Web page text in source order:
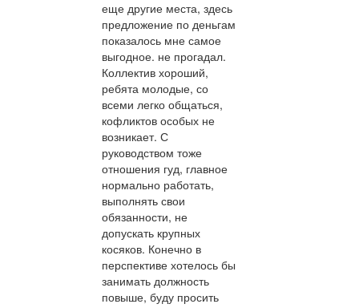
еще другие места, здесь
предложение по деньгам
показалось мне самое
выгодное. не прогадал.
Коллектив хороший,
ребята молодые, со
всеми легко общаться,
кофликтов особых не
возникает. С
руководством тоже
отношения гуд, главное
нормально работать,
выполнять свои
обязанности, не
допускать крупных
косяков. Конечно в
перспективе хотелось бы
занимать должность
повыше, буду просить